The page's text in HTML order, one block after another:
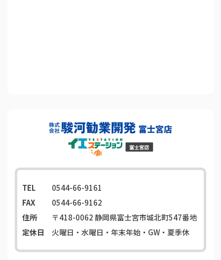
TEL
0544-66-9161
FAX
0544-66-9162
住所
〒418-0062静岡県富士宮市城北町547番地
定休日
火曜日・水曜日・年末年始・GW・夏季休